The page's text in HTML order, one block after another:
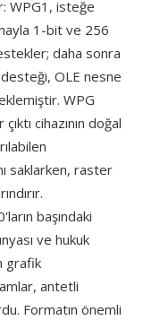
WPG1, isteğe
1-bit ve 256
daha sonra
OLE nesne
WPG
cihazının doğal
saklarken, raster
başındaki
ve hukuk
grafik
antetli
Formatın önemli